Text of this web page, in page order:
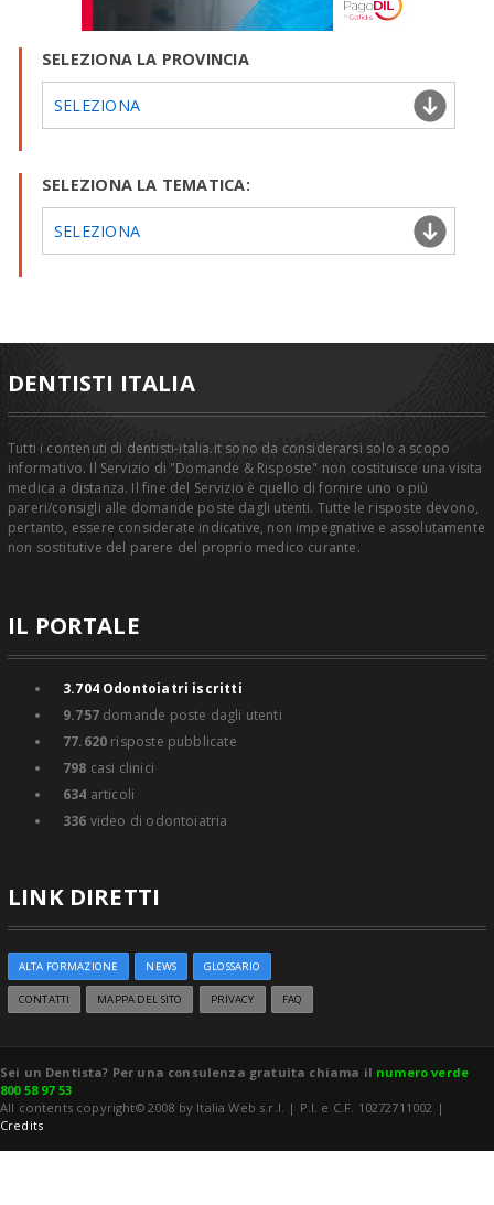
SELEZIONA LA PROVINCIA
SELEZIONA
SELEZIONA LA TEMATICA:
SELEZIONA
DENTISTI ITALIA
Tutti i contenuti di dentisti-italia.it sono da considerarsi solo a scopo
informativo. Il Servizio di "Domande & Risposte" non costituisce una visita
medica a distanza. Il fine del Servizio è quello di fornire uno o più
pareri/consigli alle domande poste dagli utenti. Tutte le risposte devono,
pertanto, essere considerate indicative, non impegnative e assolutamente
non sostitutive del parere del proprio medico curante.
IL PORTALE
3.704Odontoiatri iscritti
9.757domande poste dagli utenti
77.620 risposte pubblicate
798 casi clinici
634 articoli
336 video di odontoiatria
LINK DIRETTI
ALTA FORMAZIONE NEWS GLOSSARIO
CONTATTI MAPPA DEL SITO PRIVACY FAQ
Sei un Dentista? Per una consulenza gratuita chiama il numero verde
800 58 97 53
All contents copyright© 2008 by Italia Web s.r.l. | P.I. e C.F. 10272711002 |
Credits